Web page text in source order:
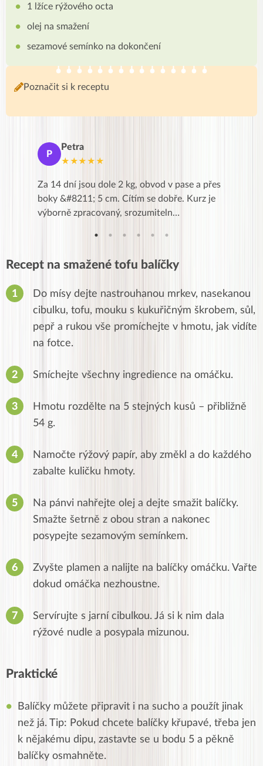
1 lžíce rýžového octa
olej na smažení
sezamové semínko na dokončení
Poznačit si k receptu
P
Petra
★★★★★
Za 14 dní jsou dole 2 kg, obvod v pase a přes
boky &#8211; 5 cm. Cítím se dobře. Kurz je
výborně zpracovaný, srozumiteln…
Recept na smažené tofu balíčky
Do mísy dejte nastrouhanou mrkev, nasekanou
cibulku, tofu, mouku s kukuřičným škrobem, sůl,
pepř a rukou vše promíchejte v hmotu, jak vidíte
na fotce.
Smíchejte všechny ingredience na omáčku.
Hmotu rozdělte na 5 stejných kusů – přibližně
54 g.
Namočte rýžový papír, aby změkl a do každého
zabalte kuličku hmoty.
Na pánvi nahřejte olej a dejte smažit balíčky.
Smažte šetrně z obou stran a nakonec
posypejte sezamovým semínkem.
Zvyšte plamen a nalijte na balíčky omáčku. Vařte
dokud omáčka nezhoustne.
Servírujte s jarní cibulkou. Já si k nim dala
rýžové nudle a posypala mizunou.
Praktické
Balíčky můžete připravit i na sucho a použít jinak
než já. Tip: Pokud chcete balíčky křupavé, třeba jen
k nějakému dipu, zastavte se u bodu 5 a pěkně
balíčky osmahněte.